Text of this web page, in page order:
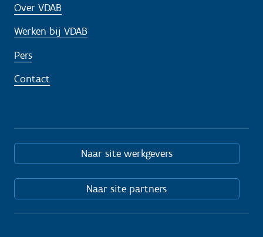
Over VDAB
Werken bij VDAB
Pers
Contact
Naar site werkgevers
Naar site partners